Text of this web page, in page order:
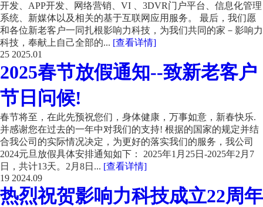
开发、APP开发、网络营销、VI 、3DVR门户平台、信息化管理
系统、新媒体以及相关的基于互联网应用服务。 最后，我们愿
和各位新老客户一同扎根影响力科技，为我们共同的家－影响力
科技，奉献上自己全部的... [查看详情]
25 2025.01
2025春节放假通知--致新老客户
节日问候!
春节将至，在此先预祝您们，身体健康，万事如意，新春快乐.
并感谢您在过去的一年中对我们的支持! 根据的国家的规定并结
合我公司的实际情况决定，为更好的落实我们的服务，我公司
2024元旦放假具体安排通知如下： 2025年1月25日-2025年2月7
日，共计13天。2月8日... [查看详情]
19 2024.09
热烈祝贺影响力科技成立22周年